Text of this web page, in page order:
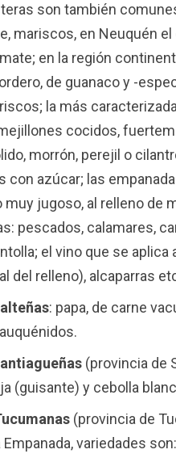
son también
mariscos, en Neuquén
en la región
de guanaco y -
la más
cocidos,
morrón, perejil o
con azúcar; las
muy jugoso, al relleno de
pescados, calamares,
el vino que se
del relleno), alcaparras
: papa, de carne
(provincia de
(guisante) y cebolla
(provincia de
variedades